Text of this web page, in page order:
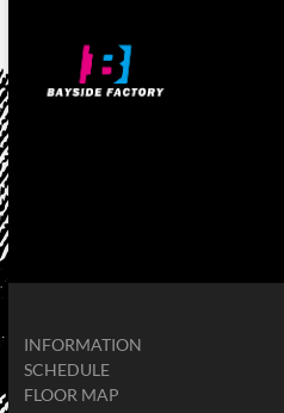
INFORMATION
SCHEDULE
FLOOR MAP